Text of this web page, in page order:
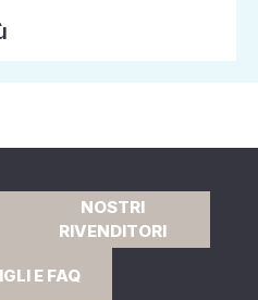
NOSTRI
RIVENDITORI
E FAQ